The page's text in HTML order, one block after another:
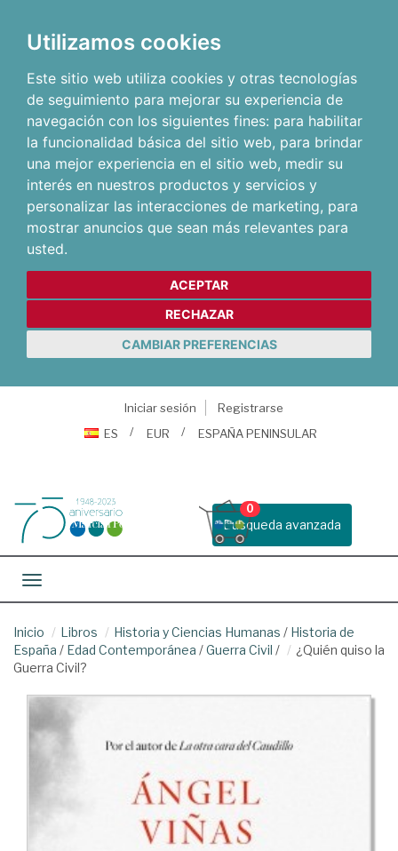
Utilizamos cookies
Este sitio web utiliza cookies y otras tecnologías
de seguimiento para mejorar su experiencia de
navegación con los siguientes fines: para habilitar
la funcionalidad básica del sitio web, para brindar
una mejor experiencia en el sitio web, medir su
interés en nuestros productos y servicios y
personalizar las interacciones de marketing, para
mostrar anuncios que sean más relevantes para
usted.
ACEPTAR
RECHAZAR
CAMBIAR PREFERENCIAS
Iniciar sesión
Registrarse
ES
EUR ESPAÑA PENINSULAR
Busqueda avanzada
0
Toggle navigation
Inicio Libros Historia y Ciencias Humanas / Historia de
España / Edad Contemporánea /Guerra Civil /
¿Quién quiso la
Guerra Civil?